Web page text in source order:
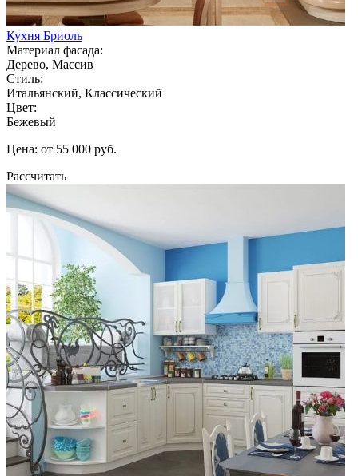
Кухня Бриоль
Материал фасада:
Дерево, Массив
Стиль:
Итальянский, Классический
Цвет:
Бежевый
Цена: от 55 000 руб.
Рассчитать